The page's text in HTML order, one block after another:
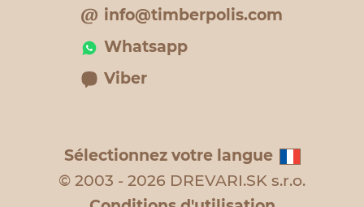
info@timberpolis.com
Whatsapp
Viber
Sélectionnez votre langue
© 2003 - 2026 DREVARI.SK s.r.o.